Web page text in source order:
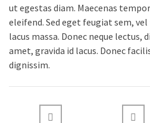
ut egestas diam. Maecenas
eleifend. Sed eget feugiat sem,
lacus massa. Donec neque
amet, gravida id lacus. Donec
dignissim.